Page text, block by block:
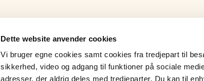
Dette website anvender cookies
Vi bruger egne cookies samt cookies fra tredjepart til
sikkerhed, video og adgang til funktioner på sociale
adresser, der aldrig deles med tredjeparter. Du kan til